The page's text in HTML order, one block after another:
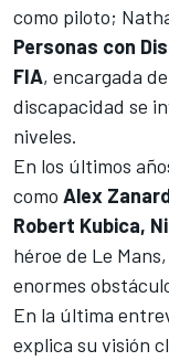
como piloto;
Personas con
FIA, encargada
discapacidad se
niveles.
En los últimos
como Alex
Robert Kubica,
héroe de Le Mans,
enormes
En la última
explica su visión